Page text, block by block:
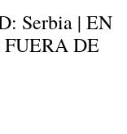
Serbia | EN
FUERA DE